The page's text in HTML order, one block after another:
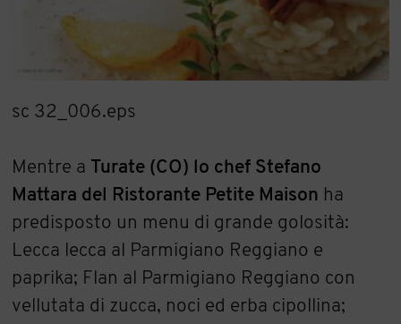
sc 32_006.eps
Mentre a Turate (CO) lo chef Stefano
Mattara del Ristorante Petite Maison ha
predisposto un menu di grande golosità:
Lecca lecca al Parmigiano Reggiano e
paprika; Flan al Parmigiano Reggiano con
vellutata di zucca, noci ed erba cipollina;